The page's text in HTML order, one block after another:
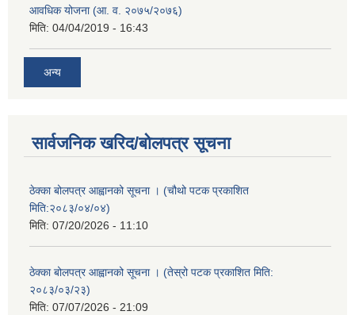
आवधिक योजना (आ. व. २०७५/२०७६)
मिति: 04/04/2019 - 16:43
अन्य
सार्वजनिक खरिद/बोलपत्र सूचना
ठेक्का बोलपत्र आह्वानको सूचना । (चौथो पटक प्रकाशित
मिति:२०८३/०४/०४)
मिति: 07/20/2026 - 11:10
ठेक्का बोलपत्र आह्वानको सूचना । (तेस्रो पटक प्रकाशित मिति:
२०८३/०३/२३)
मिति: 07/07/2026 - 21:09